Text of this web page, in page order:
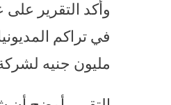
وأكد التقرير
مليون جنيه لشركة